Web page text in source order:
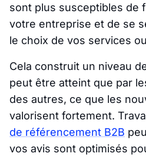
sont plus susceptibles de
votre entreprise et de se
le choix de vos services
Cela construit un niveau
peut être atteint que par
des autres, ce que les
valorisent fortement.
de référencement B2B
vos avis sont optimisés